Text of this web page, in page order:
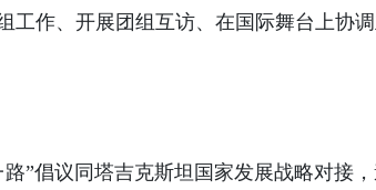
工作、开展团组互访、在国际舞台上协
”倡议同塔吉克斯坦国家发展战略对接